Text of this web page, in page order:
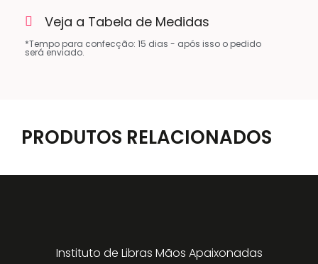
Veja a Tabela de Medidas
*Tempo para confecção: 15 dias - após isso o pedido
será enviado.
PRODUTOS RELACIONADOS
Instituto de Libras Mãos Apaixonadas